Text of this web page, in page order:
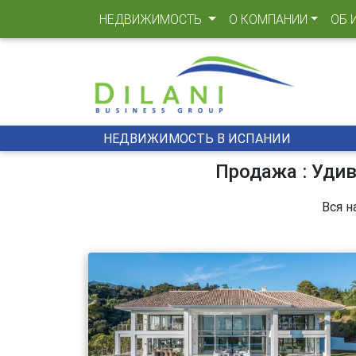
НЕДВИЖИМОСТЬ (CURRENT)
О КОМПАНИИ ОБ
НЕДВИЖИМОСТЬ В ИСПАНИИ
Продажа :
Вся